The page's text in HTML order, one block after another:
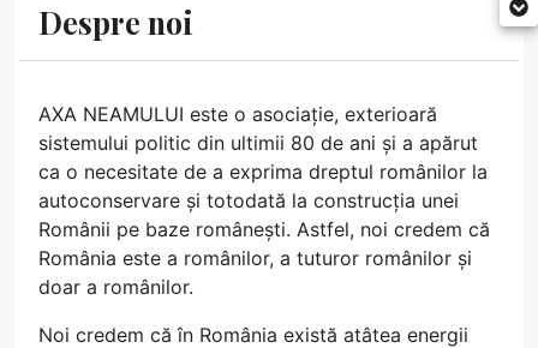
Despre noi
AXA NEAMULUI este o asociație, exterioară
sistemului politic din ultimii 80 de ani și a apărut
ca o necesitate de a exprima dreptul românilor la
autoconservare și totodată la construcția unei
Românii pe baze românești. Astfel, noi credem că
România este a românilor, a tuturor românilor și
doar a românilor.
Noi credem că în România există atâtea energii